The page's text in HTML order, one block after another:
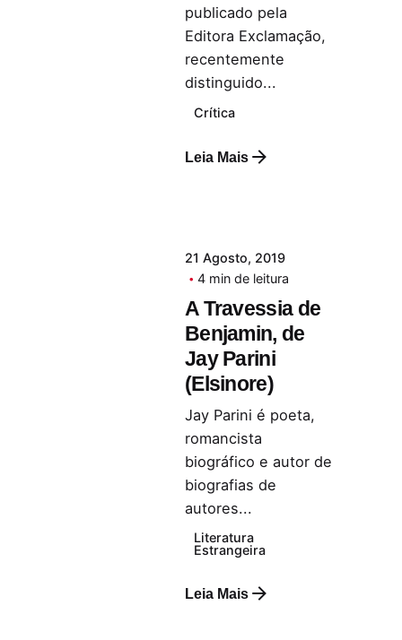
publicado pela
Editora Exclamação,
recentemente
distinguido...
Crítica
Leia Mais
21 Agosto, 2019
4 min de leitura
A Travessia de
Benjamin, de
Jay Parini
(Elsinore)
Jay Parini é poeta,
romancista
biográfico e autor de
biografias de
autores...
Literatura
Estrangeira
Leia Mais